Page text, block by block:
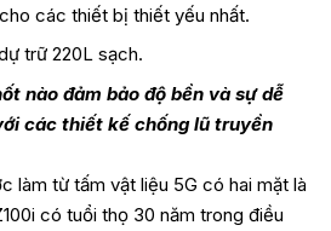
các thiết bị thiết yếu nhất.
trữ 220L sạch.
nào đảm bảo độ bền và sự dễ
các thiết kế chống lũ truyền
làm từ tấm vật liệu 5G có hai mặt là
có tuổi thọ 30 năm trong điều